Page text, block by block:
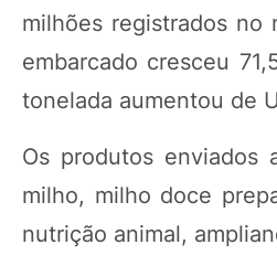
milhões registrados no
embarcado cresceu
tonelada aumentou de
Os produtos enviados
milho, milho doce
nutrição animal,